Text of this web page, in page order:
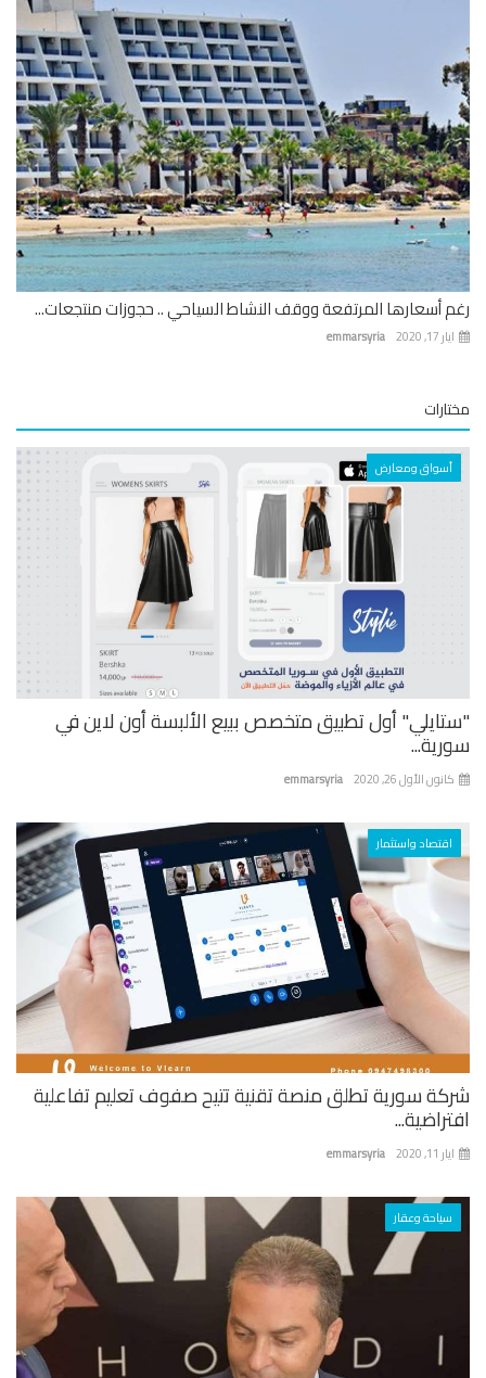
أسعارها المرتفعة ووقف النشاط السياحي .. حجوزات منتجعات...
emmarsyria
أسواق ومعارض
أول تطبيق متخصص ببيع الألبسة أون لاين في
emmarsyria الأول 26, 2020
اقتصاد واستثمار
سورية تطلق منصة تقنية تتيح صفوف تعليم تفاعلية
emmarsyria
سياحة وعقار